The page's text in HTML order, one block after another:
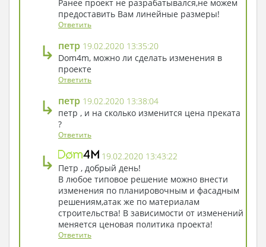
Ранее проект не разрабатывался,не можем
предоставить Вам линейные размеры!
Ответить
↳ петр 19.02.2020 13:35:20
Dom4m, можно ли сделать изменения в
проекте
Ответить
↳ петр 19.02.2020 13:38:04
петр , и на сколько изменится цена преката
?
Ответить
↳
19.02.2020 13:43:22
Петр , добрый день!
В любое типовое решение можно внести
изменения по планировочным и фасадным
решениям,атак же по материалам
строительства! В зависимости от изменений
меняется ценовая политика проекта!
Ответить